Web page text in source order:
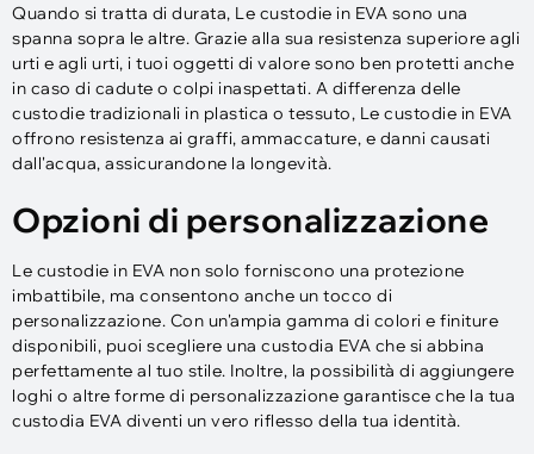
Quando si tratta di durata, Le custodie in EVA sono una
spanna sopra le altre. Grazie alla sua resistenza superiore agli
urti e agli urti, i tuoi oggetti di valore sono ben protetti anche
in caso di cadute o colpi inaspettati. A differenza delle
custodie tradizionali in plastica o tessuto, Le custodie in EVA
offrono resistenza ai graffi, ammaccature, e danni causati
dall'acqua, assicurandone la longevità.
Opzioni di personalizzazione
Le custodie in EVA non solo forniscono una protezione
imbattibile, ma consentono anche un tocco di
personalizzazione. Con un'ampia gamma di colori e finiture
disponibili, puoi scegliere una custodia EVA che si abbina
perfettamente al tuo stile. Inoltre, la possibilità di aggiungere
loghi o altre forme di personalizzazione garantisce che la tua
custodia EVA diventi un vero riflesso della tua identità.